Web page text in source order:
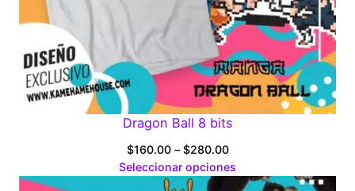
Dragon Ball 8 bits
$160.00 – $280.00Price
range:
$160.00
Seleccionar opciones